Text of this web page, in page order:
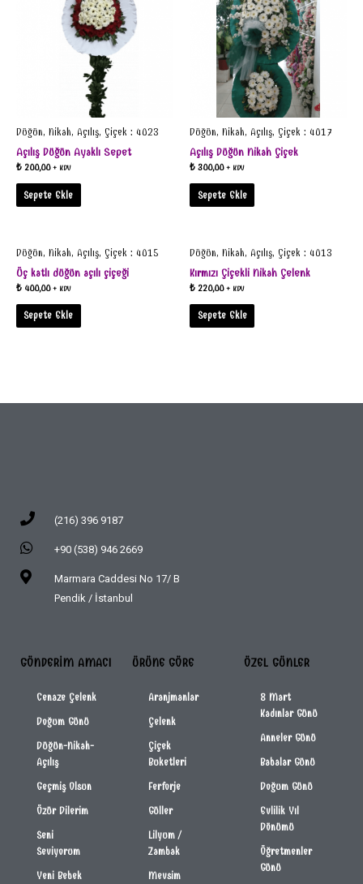
Düğün, Nikah, Açılış, Çiçek : 4023
Açılış Düğün Ayaklı Sepet
₺200,00 + KDV
Sepete Ekle
Düğün, Nikah, Açılış, Çiçek : 4017
Açılış Düğün Nikah Çiçek
₺ 300,00 + KDV
Sepete Ekle
Düğün, Nikah, Açılış, Çiçek : 4015
Üç katlı düğün açılı çiçeği
₺400,00 + KDV
Sepete Ekle
Düğün, Nikah, Açılış, Çiçek : 4013
Kırmızı Çiçekli Nikah Çelenk
₺ 220,00 + KDV
Sepete Ekle
(216) 396 9187
+90 (538) 946 2669
Marmara Caddesi No 17/ B
Pendik / İstanbul
GÖNDERIM AMACI
Cenaze Çelenk
Doğum Günü
Düğün-Nikah-
Açılış
Geçmiş Olsun
Özür Dilerim
Seni
Seviyorum
Yeni Bebek
ÜRÜNE GÖRE
Aranjmanlar
Çelenk
Çiçek
Buketleri
Ferforje
Güller
Lilyum /
Zambak
Mevsim
ÖZEL GÜNLER
8 Mart
Kadınlar Günü
Anneler Günü
Babalar Günü
Doğum Günü
Evlilik Yıl
Dönümü
Öğretmenler
Günü